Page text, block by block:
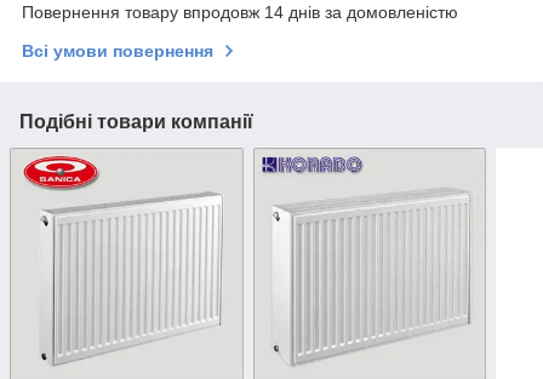
Повернення товару впродовж 14 днів за домовленістю
Всі умови повернення
Подібні товари компанії